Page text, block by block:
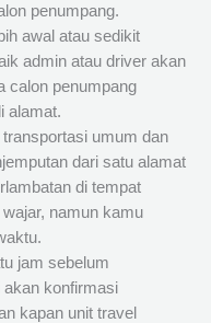
penumpang.
awal atau sedikit
admin atau driver akan
calon penumpang
alamat.
umum dan
dari satu alamat
di tempat
namun kamu
jam sebelum
konfirmasi
kapan unit travel